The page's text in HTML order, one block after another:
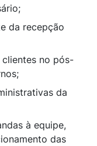
da recepção
clientes no pós-
da
à equipe,
das